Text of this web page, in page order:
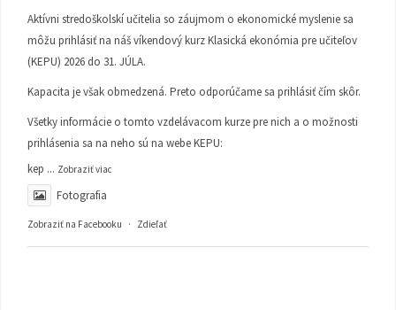
Aktívni stredoškolskí učitelia so záujmom o ekonomické myslenie sa
môžu prihlásiť na náš víkendový kurz Klasická ekonómia pre učiteľov
(KEPU) 2026 do 31. JÚLA.
Kapacita je však obmedzená. Preto odporúčame sa prihlásiť čím skôr.
Všetky informácie o tomto vzdelávacom kurze pre nich a o možnosti
prihlásenia sa na neho sú na webe KEPU:
kep ... Zobraziť viac
Fotografia
Zobraziť na Facebooku · Zdieľať